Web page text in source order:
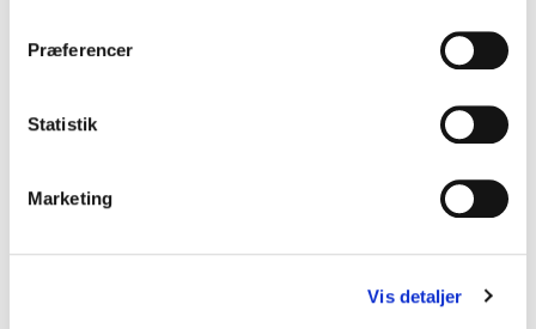
Præferencer
Statistik
Marketing
Vis detaljer
Hvad er nødvendigt?
for at optimere indeklimaet i en bolig. Drejer det
sig udelukkende om et kælderrum, eller
stort anlæg til at løse evt. fugtproblemer. Her er